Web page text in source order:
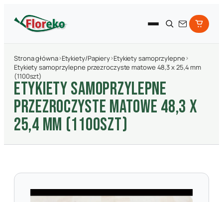
Strona główna›Etykiety/Papiery›Etykiety samoprzylepne›
Etykiety samoprzylepne przezroczyste matowe 48,3 x 25,4 mm
(1100szt)
ETYKIETY SAMOPRZYLEPNE
PRZEZROCZYSTE MATOWE 48,3 X
25,4 MM (1100SZT)